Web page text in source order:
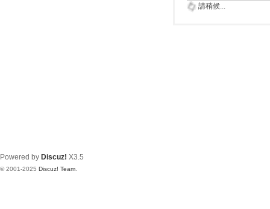
請稍候...
Powered by Discuz! X3.5
© 2001-2025 Discuz! Team